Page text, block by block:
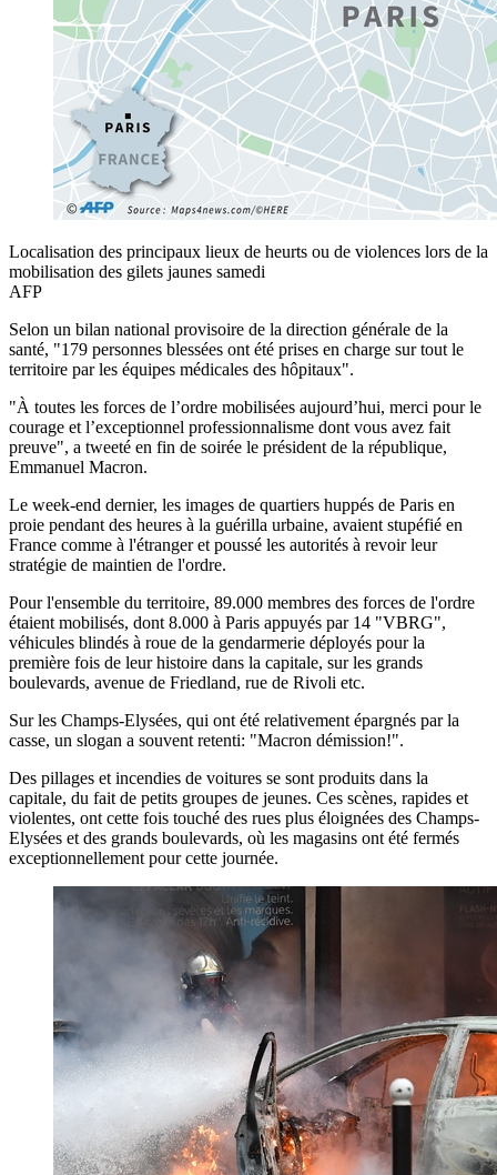
Localisation des principaux lieux de heurts ou de violences lors de la
mobilisation des gilets jaunes samedi
AFP
Selon un bilan national provisoire de la direction générale de la
santé, "179 personnes blessées ont été prises en charge sur tout le
territoire par les équipes médicales des hôpitaux".
"À toutes les forces de l’ordre mobilisées aujourd’hui, merci pour le
courage et l’exceptionnel professionnalisme dont vous avez fait
preuve", a tweeté en fin de soirée le président de la république,
Emmanuel Macron.
Le week-end dernier, les images de quartiers huppés de Paris en
proie pendant des heures à la guérilla urbaine, avaient stupéfié en
France comme à l'étranger et poussé les autorités à revoir leur
stratégie de maintien de l'ordre.
Pour l'ensemble du territoire, 89.000 membres des forces de l'ordre
étaient mobilisés, dont 8.000 à Paris appuyés par 14 "VBRG",
véhicules blindés à roue de la gendarmerie déployés pour la
première fois de leur histoire dans la capitale, sur les grands
boulevards, avenue de Friedland, rue de Rivoli etc.
Sur les Champs-Elysées, qui ont été relativement épargnés par la
casse, un slogan a souvent retenti: "Macron démission!".
Des pillages et incendies de voitures se sont produits dans la
capitale, du fait de petits groupes de jeunes. Ces scènes, rapides et
violentes, ont cette fois touché des rues plus éloignées des Champs-
Elysées et des grands boulevards, où les magasins ont été fermés
exceptionnellement pour cette journée.